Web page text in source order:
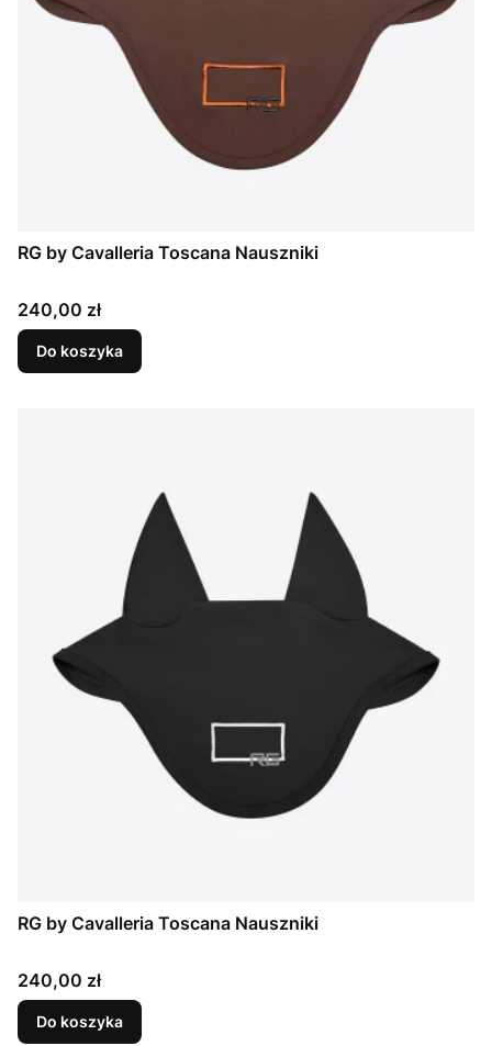
RG by Cavalleria Toscana Nauszniki
Cena
240,00 zł
Do koszyka
RG by Cavalleria Toscana Nauszniki
Cena
240,00 zł
Do koszyka